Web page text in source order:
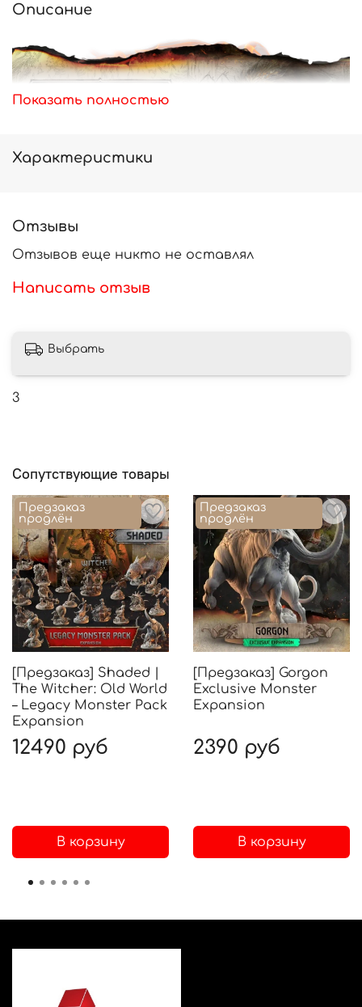
Описание
Показать полностью
Характеристики
Отзывы
Отзывов еще никто не оставлял
Написать отзыв
Выбрать
3
Сопутствующие товары
Предзаказ
продлён
[Предзаказ] Shaded |
The Witcher: Old World
– Legacy Monster Pack
Expansion
12490 руб
В корзину
Предзаказ
продлён
[Предзаказ] Gorgon
Exclusive Monster
Expansion
2390 руб
В корзину